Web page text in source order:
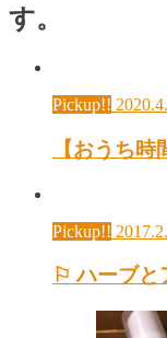
す。
Pickup!!
【おうち
Pickup!!
⚐ ハーブと